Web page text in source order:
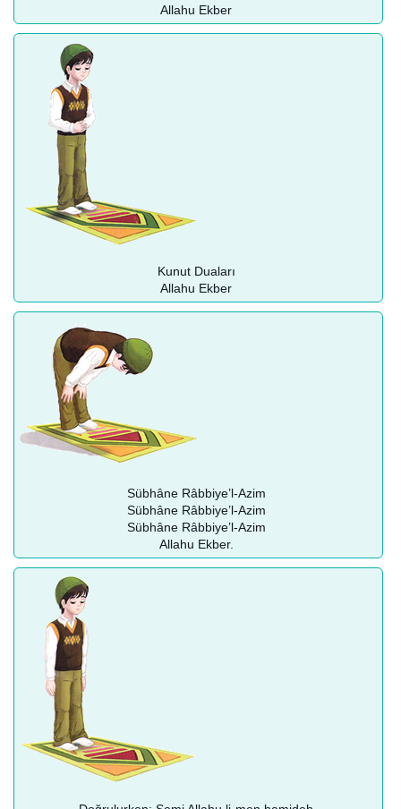
Allahu Ekber
Kunut Duaları
Allahu Ekber
Sübhâne Râbbiye’l-Azim
Sübhâne Râbbiye’l-Azim
Sübhâne Râbbiye’l-Azim
Allahu Ekber.